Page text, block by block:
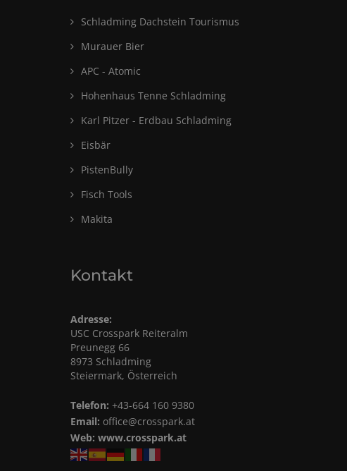
Schladming Dachstein Tourismus
Murauer Bier
APC - Atomic
Hohenhaus Tenne Schladming
Karl Pitzer - Erdbau Schladming
Eisbär
PistenBully
Fisch Tools
Makita
Kontakt
Adresse:
USC Crosspark Reiteralm
Preunegg 66
8973 Schladming
Steiermark, Österreich
Telefon: +43-664 160 9380
Email: office@crosspark.at
Web: www.crosspark.at